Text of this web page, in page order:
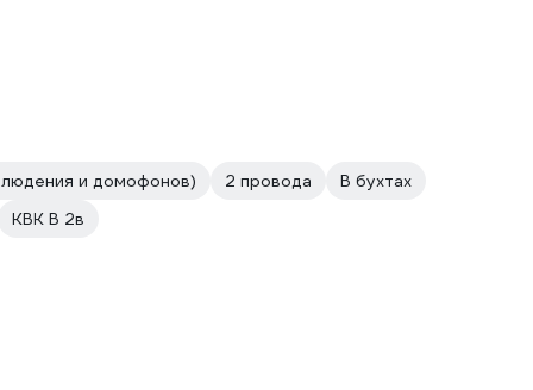
и домофонов) 2 провода
В бухтах
КВК В 2в